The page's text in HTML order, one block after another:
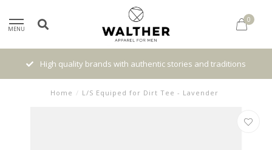
MENU
0
High quality brands with authentic stories and traditions
Home / L/S Equiped for Dirt Tee - Lavender